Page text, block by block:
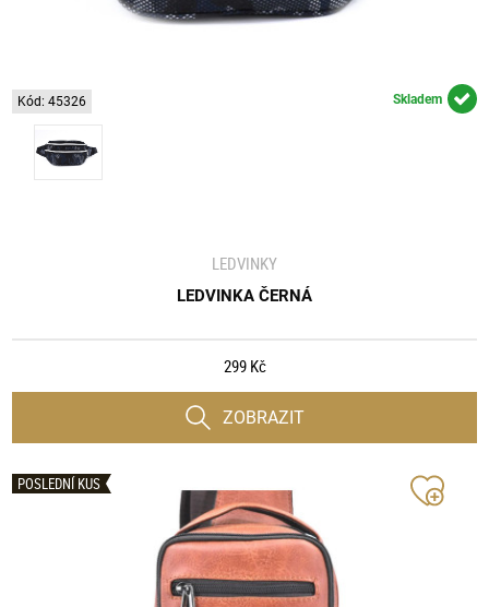
Kód: 45326 Skladem
LEDVINKY
LEDVINKA ČERNÁ
299 Kč
ZOBRAZIT
POSLEDNÍ KUS